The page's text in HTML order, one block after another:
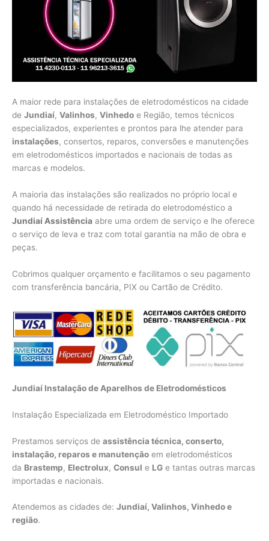
A maior rede para instalações de eletrodomésticos na cidade
de Jundiaí, Valinhos, Vinhedo e Região, temos técnicos
especializados, experientes e prontos para lhe atender para
instalações, consertos, reparos, conversões e manutenções
em eletrodomésticos importados e nacionais de todas as
marcas e modelos.
A maioria das instalações são realizados no próprio local e
quando há necessidade de retirada do eletrodoméstico a
Jundiaí Assistência abre uma ordem de serviço e lhe oferece
o serviço de leva e traz com total garantia na mão de obra e
peças.
Cobrimos qualquer orçamento e facilitamos o seu pagamento
com transferência bancária, PIX ou Cartão de Crédito.
Jundiaí Instalação de Aparelhos de Eletrodomésticos
Instalação Especializada em Eletrodoméstico Importado
Prestamos serviços de assistência técnica, conserto,
instalação, reparos e manutenção em eletrodomésticos
da Brastemp, Electrolux, Consul e LG e tantas outras marcas
importadas e nacionais.
Atendemos as cidades de: Jundiaí, Valinhos, Vinhedo e
região.